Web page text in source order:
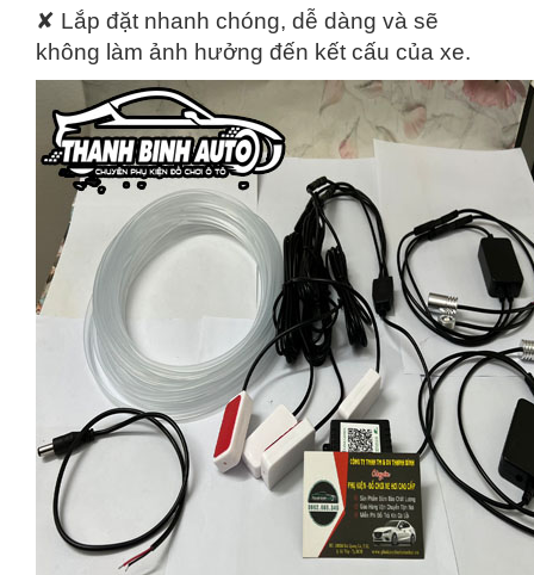
✘ Lắp đặt nhanh chóng, dễ dàng và sẽ
không làm ảnh hưởng đến kết cấu của xe.